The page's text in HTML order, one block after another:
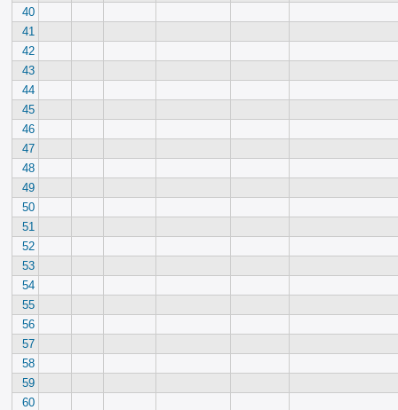
40
41
42
43
44
45
46
47
48
49
50
51
52
53
54
55
56
57
58
59
60